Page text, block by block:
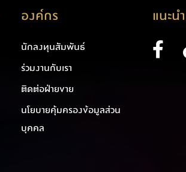
องค์กร
นักลงทุนสัมพันธ์
ร่วมงานกับเรา
ติดต่อฝ่ายขาย
นโยบายคุ้มครองข้อมูลส่วน
บุคคล
แนะน